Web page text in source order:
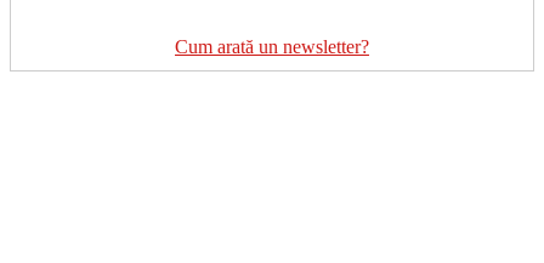
Cum arată un newsletter?